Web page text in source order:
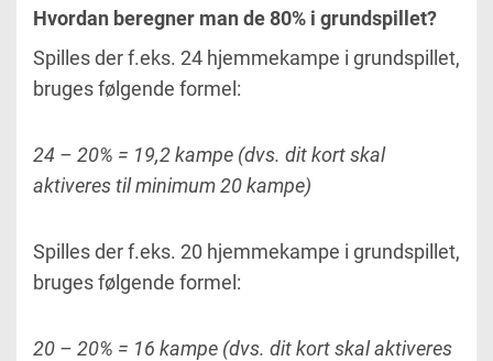
Hvordan beregner man de 80% i grundspillet?
Spilles der f.eks. 24 hjemmekampe i grundspillet,
bruges følgende formel:
24 – 20% = 19,2 kampe (dvs. dit kort skal
aktiveres til minimum 20 kampe)
Spilles der f.eks. 20 hjemmekampe i grundspillet,
bruges følgende formel:
20 – 20% = 16 kampe (dvs. dit kort skal aktiveres